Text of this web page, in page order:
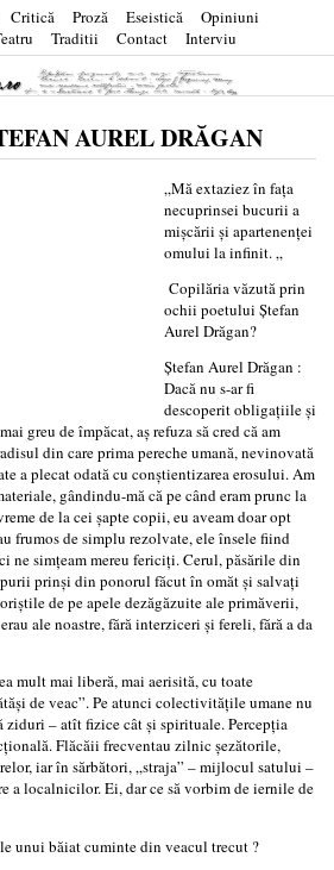
Critică Proză Eseistică
Opiniuni
Traditii Contact Interviu
AUREL DRĂGAN
„Mă extaziez în faţa
necuprinsei bucurii a
mişcării şi apartenenţei
omului la infinit. „
Copilăria văzută prin
ochii poetului Ştefan
Aurel Drăgan?
Ştefan Aurel Drăgan :
Dacă nu s-ar fi
descoperit obligaţiile şi
greu de împăcat, aş refuza să cred că am
din care prima pereche umană, nevinovată
a plecat odată cu conştientizarea erosului. Am
gândindu-mă că pe când eram prunc la
de la cei şapte copii, eu aveam doar opt
frumos de simplu rezolvate, ele însele fiind
ne simţeam mereu fericiţi. Cerul, păsările din
prinşi din ponorul făcut în omăt şi salvaţi
de pe apele dezăgăzuite ale primăverii,
ale noastre, fără interziceri şi fereli, fără a da
mult mai liberă, mai aerisită, cu toate
de veac”. Pe atunci colectivităţile umane nu
ziduri – atît fizice cât şi spirituale. Percepţia
Flăcăii frecventau zilnic şezătorile,
iar în sărbători, „straja” – mijlocul satului –
a localnicilor. Ei, dar ce să vorbim de iernile de
unui băiat cuminte din veacul trecut ?